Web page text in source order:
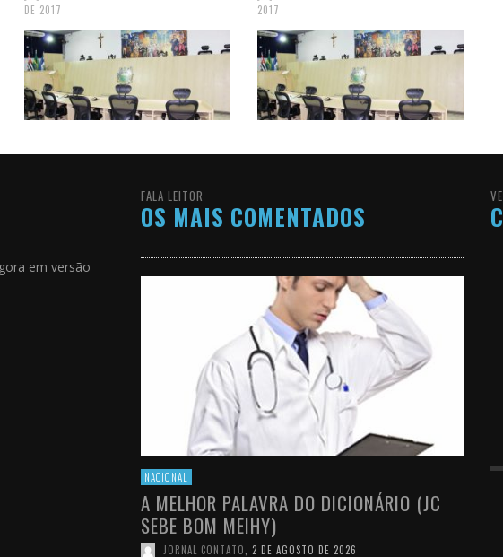
DE 2017
2017
em versão
FALA LEITOR
OS MAIS COMENTADOS
NACIONAL
A MELHOR PALAVRA DO DICIONÁRIO (JC
SEBE BOM MEIHY)
JORNAL CONTATO 2 DE AGOSTO DE 2026